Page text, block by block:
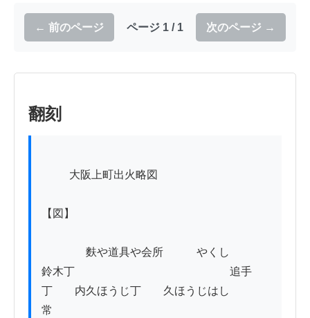
← 前のページ ページ 1 / 1 次のページ →
翻刻
【図】
麩や道具や会所　　　やくし
鈴木丁　　　　　　　　　　　　　　追手
丁　　内久ほうじ丁　　久ほうじはし
常